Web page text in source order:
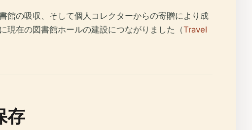
館の吸収、そして個人コレクターからの寄贈により成
現在の図書館ホールの建設につながりました（Travel
存